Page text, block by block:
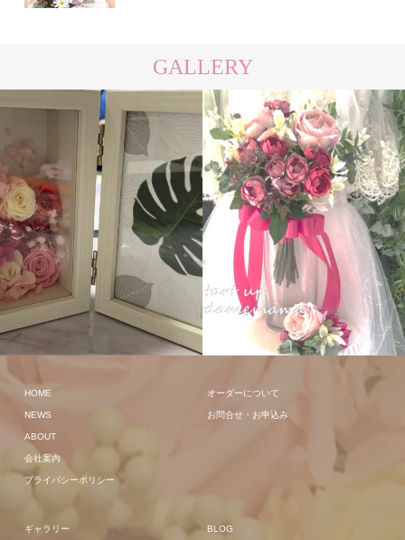
GALLERY
その他 クラッチ
HOME
NEWS
ABOUT
会社案内
プライバシーポリシー
オーダーについて
お問合せ・お申込み
ギャラリー BLOG